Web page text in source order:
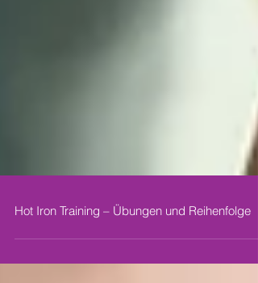
Hot Iron Training – Übungen und Reihenfolge